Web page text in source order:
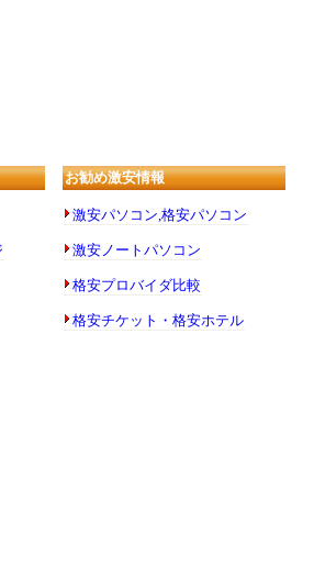
お勧め激安情報
激安パソコン,格安パソコン
激安ノートパソコン
格安プロバイダ比較
格安チケット・格安ホテル